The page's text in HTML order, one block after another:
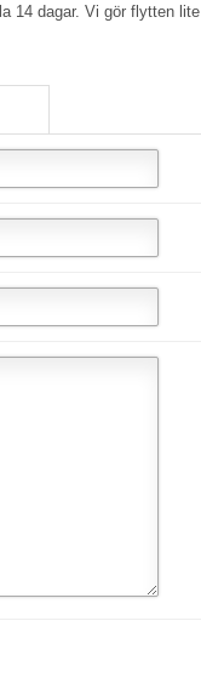
14 dagar. Vi gör flytten lite